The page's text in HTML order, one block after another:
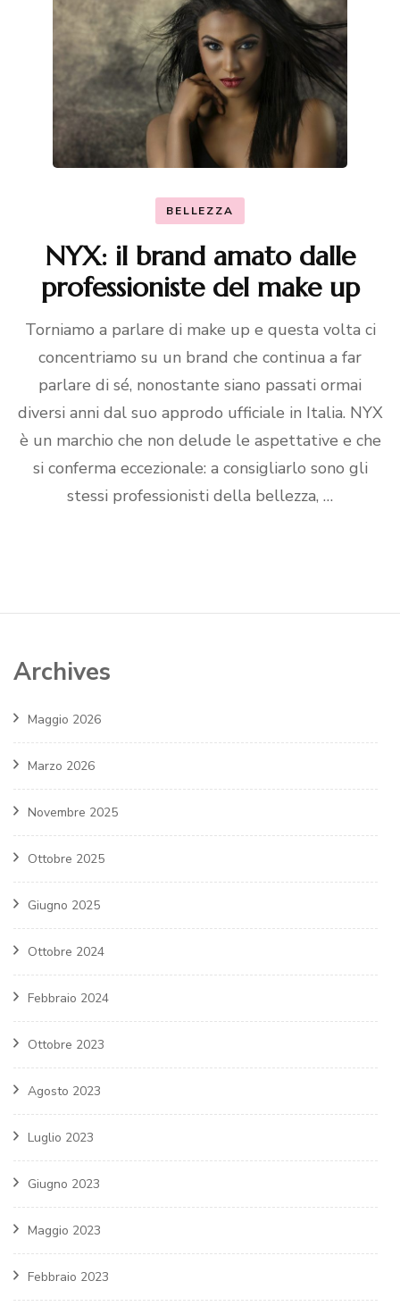
BELLEZZA
NYX: il brand amato dalle
professioniste del make up
Torniamo a parlare di make up e questa volta ci
concentriamo su un brand che continua a far
parlare di sé, nonostante siano passati ormai
diversi anni dal suo approdo ufficiale in Italia. NYX
è un marchio che non delude le aspettative e che
si conferma eccezionale: a consigliarlo sono gli
stessi professionisti della bellezza, …
Archives
Maggio 2026
Marzo 2026
Novembre 2025
Ottobre 2025
Giugno 2025
Ottobre 2024
Febbraio 2024
Ottobre 2023
Agosto 2023
Luglio 2023
Giugno 2023
Maggio 2023
Febbraio 2023